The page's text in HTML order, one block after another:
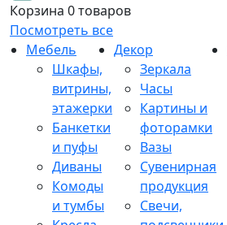
Корзина 0 товаров
Посмотреть все
Мебель
Шкафы,
витрины,
этажерки
Банкетки
и пуфы
Диваны
Комоды
и тумбы
Декор
Зеркала
Часы
Картины и
фоторамки
Вазы
Сувенирная
продукция
Свечи,